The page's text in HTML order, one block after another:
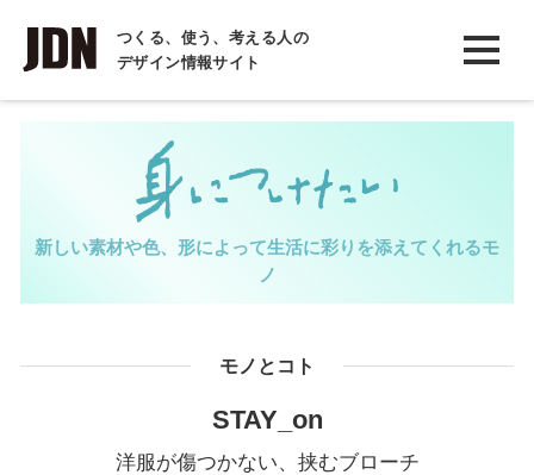
つくる、使う、考える人の
デザイン情報サイト
INTERVIEW
インタビュー
REPORT
COLUMN
コラム
新しい素材や色、形によって生活に彩りを添えてくれるモ
ノ
モノとコト
STAY_on
洋服が傷つかない、挟むブローチ